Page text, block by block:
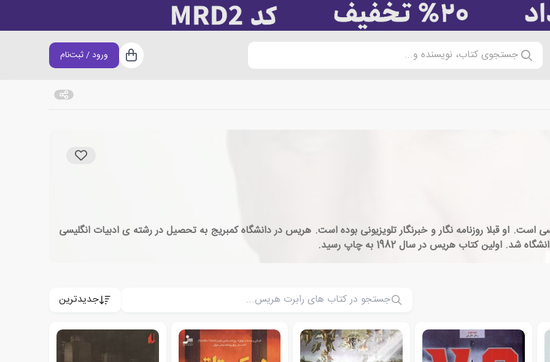
جستجوی کتاب، نویسنده و... سبد خرید
ورود / ثبت‌نام
1957، رمان نویسی انگلیسی است. او قبلا روزنامه نگار و خبرنگار تلویزیونی بوده است. هریس در دانشگاه کمبریج به تحصیل در رشته ی ادبیات انگلیسی
اولین کتاب هریس در سال 1982 به چاپ رسید.
جدیدترین